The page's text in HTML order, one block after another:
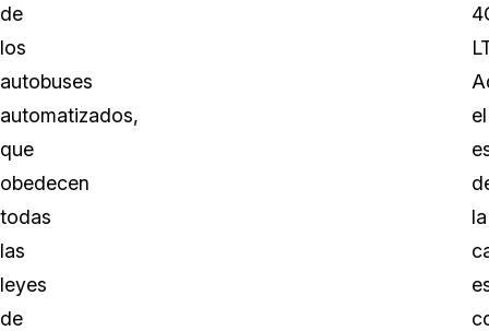
de
los
autobuses
automatizados,
que
obedecen
todas
las
leyes
de
el
la